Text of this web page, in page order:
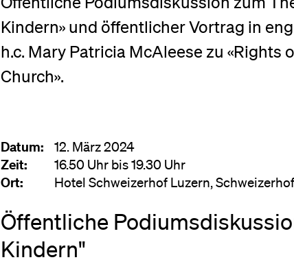
Kindern» und öffentlicher Vortrag in
h.c. Mary Patricia McAleese zu «Rights
Church».
Datum: 12. März 2024
Zeit: 16.50 Uhr bis 19.30 Uhr
Ort: Hotel Schweizerhof Luzern,
Öffentliche
Kindern"